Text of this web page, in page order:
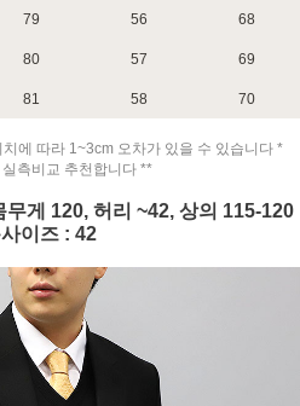
79 56 68
80 57 69
81 58 70
에 따라 1~3cm 오차가 있을 수 있습니다 *
측비교 추천합니다 **
게 120, 허리 ~42, 상의 115-120
이즈 : 42